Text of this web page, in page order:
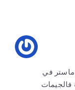
ماستر في
المنجمنت في جامعة باري وطلبوا مني ٤٠٠ فالجيمات